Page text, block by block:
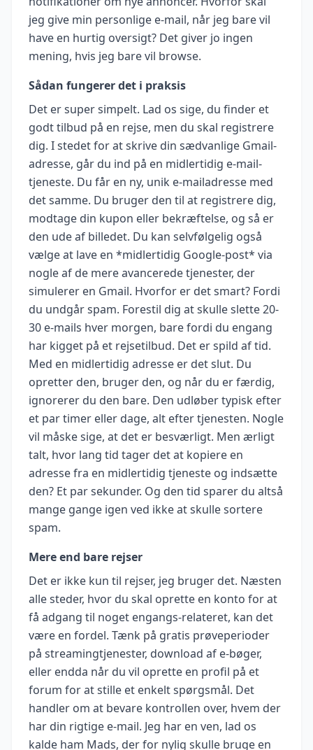
jeg give min personlige e-mail, når jeg bare vil
have en hurtig oversigt? Det giver jo ingen
mening, hvis jeg bare vil browse.
Sådan fungerer det i praksis
Det er super simpelt. Lad os sige, du finder et
godt tilbud på en rejse, men du skal registrere
dig. I stedet for at skrive din sædvanlige Gmail-
adresse, går du ind på en midlertidig e-mail-
tjeneste. Du får en ny, unik e-mailadresse med
det samme. Du bruger den til at registrere dig,
modtage din kupon eller bekræftelse, og så er
den ude af billedet. Du kan selvfølgelig også
vælge at lave en *midlertidig Google-post* via
nogle af de mere avancerede tjenester, der
simulerer en Gmail. Hvorfor er det smart? Fordi
du undgår spam. Forestil dig at skulle slette 20-
30 e-mails hver morgen, bare fordi du engang
har kigget på et rejsetilbud. Det er spild af tid.
Med en midlertidig adresse er det slut. Du
opretter den, bruger den, og når du er færdig,
ignorerer du den bare. Den udløber typisk efter
et par timer eller dage, alt efter tjenesten. Nogle
vil måske sige, at det er besværligt. Men ærligt
talt, hvor lang tid tager det at kopiere en
adresse fra en midlertidig tjeneste og indsætte
den? Et par sekunder. Og den tid sparer du altså
mange gange igen ved ikke at skulle sortere
spam.
Mere end bare rejser
Det er ikke kun til rejser, jeg bruger det. Næsten
alle steder, hvor du skal oprette en konto for at
få adgang til noget engangs-relateret, kan det
være en fordel. Tænk på gratis prøveperioder
på streamingtjenester, download af e-bøger,
eller endda når du vil oprette en profil på et
forum for at stille et enkelt spørgsmål. Det
handler om at bevare kontrollen over, hvem der
har din rigtige e-mail. Jeg har en ven, lad os
kalde ham Mads, der for nylig skulle bruge en